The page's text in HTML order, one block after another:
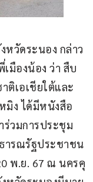
หวัดระนอง กล่าว
มืองน้อง ว่า สืบ
ติเอเชียใต้และ
มิง ได้มีหนังสือ
วมการประชุม
ารณรัฐประชาชน
พ.ย. 67 ณ นครคุ